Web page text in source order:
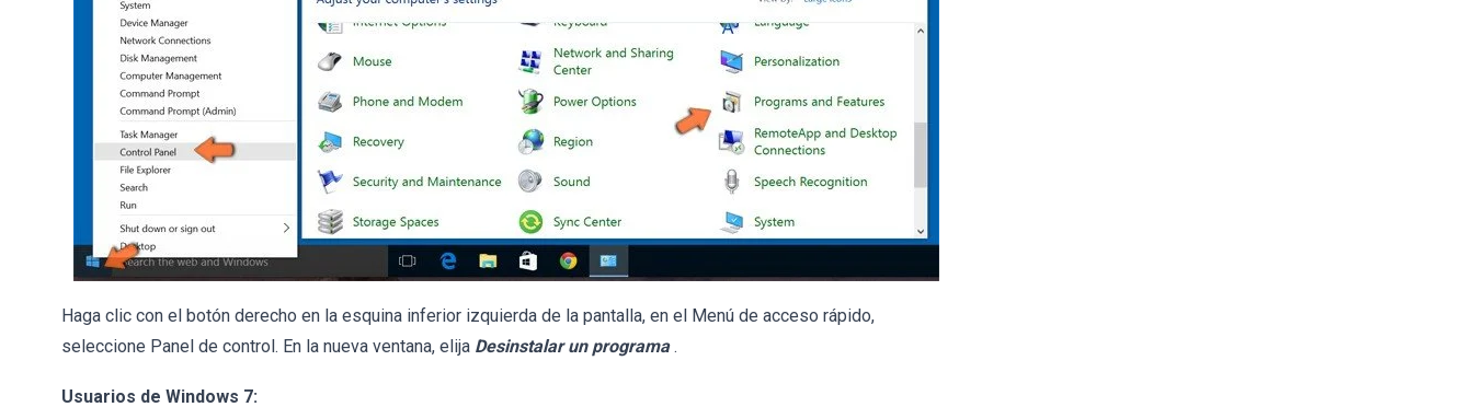
Haga clic con el botón derecho en la esquina inferior izquierda de la pantalla, en el Menú de acceso rápido,
seleccione Panel de control. En la nueva ventana, elija Desinstalar un programa .
Usuarios de Windows 7: